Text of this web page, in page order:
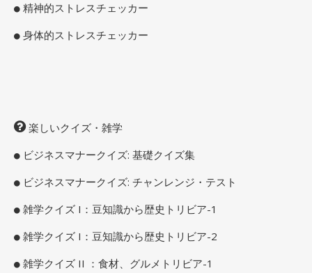
精神的ストレスチェッカー
身体的ストレスチェッカー
楽しいクイズ・雑学
ビジネスマナークイズ: 基礎クイズ集
ビジネスマナークイズ: チャンレンジ・テスト
雑学クイズ I：豆知識から歴史トリビア-1
雑学クイズ I：豆知識から歴史トリビア-2
雑学クイズ II ：食材、グルメトリビア-1